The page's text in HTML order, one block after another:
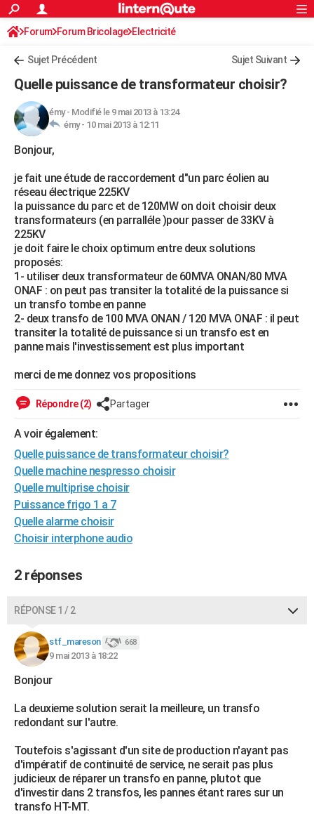
ACTUALITÉS
Politique
Société
Faits Divers
Education
Monde
Villes
+
FINANCE
Retraite
Impôts
Epargne
Immobilier
Risques naturels par ville
Banque
Assurance
Crédit
AUTO
Essais
Réserver un essai
Citadines
Berlines
SUV
Forum auto
+HIGH-TECH
Mobiles
Meilleur smartphone
Internet
Ordinateurs
Jeux vidéo
Guide high-tech
+BRICOLAGE
Forum
Aménagement intérieur
Extérieur
Cuisine
Salle de bains
Jardinage
Rangement
WEEK-END
Guides de France
Escapades
Patrimoine
Expositions
Musées
Week-end nature
+LIFESTYLE
Art de vivre
Bien-être
Loisirs
ModeModes de vie
SANTE
Alimentation
Guide de la santé
Maladies
Médicaments
Sommeil
VOYAGE
Destinations
City break
Voyage nature
Voyage de noces
Forum
Climat
+PHOTO
Carte de Noël
Carte Bonne année
Carte Saint-Valentin
Carte Pâques
Carte d'anniversaire
Dictionnaire
Biographies
Citations
Expressions
Proverbes
PROGRAMME TV
COPAINS D'AVANT
S'inscrire
Se connecter
Lycées
Collèges
Primaires
Universités
Entreprises
Service militaire
Avis de recherche
Bricolage
Lifestyle
Culture
Television
Voyage
S'inscrire
Connexion
Forum Forum Bricolage Electricité
Sujet Précédent Sujet Suivant
Quelle puissance de transformateur choisir?
émy- Modifié le 9 mai 2013 à 13:24
émy - 10 mai 2013 à 12:11
Bonjour,
je fait une étude de raccordement d"un parc éolien au
réseau électrique 225KV
la puissance du parc et de 120MW on doit choisir deux
transformateurs (en parralléle )pour passer de 33KV à
225KV
je doit faire le choix optimum entre deux solutions
proposés:
1- utiliser deux transformateur de 60MVA ONAN/80 MVA
ONAF : on peut pas transiter la totalité de la puissance si
un transfo tombe en panne
2- deux transfo de 100 MVA ONAN / 120 MVA ONAF : il peut
transiter la totalité de puissance si un transfo est en
panne mais l'investissement est plus important
merci de me donnez vos propositions
Répondre (2) Partager
A voir également:
Quelle puissance de transformateur choisir?
Quelle machine nespresso choisir
Quelle multiprise choisir
Puissance frigo 1 a 7
Quelle alarme choisir
Choisir interphone audio
2 réponses
RÉPONSE 1 / 2
stf_mareson 668
9 mai 2013 à 18:22
Bonjour
La deuxieme solution serait la meilleure, un transfo
redondant sur l'autre.
Toutefois s'agissant d'un site de production n'ayant pas
d'impératif de continuité de service, ne serait pas plus
judicieux de réparer un transfo en panne, plutot que
d'investir dans 2 transfos, les pannes étant rares sur un
transfo HT-MT.